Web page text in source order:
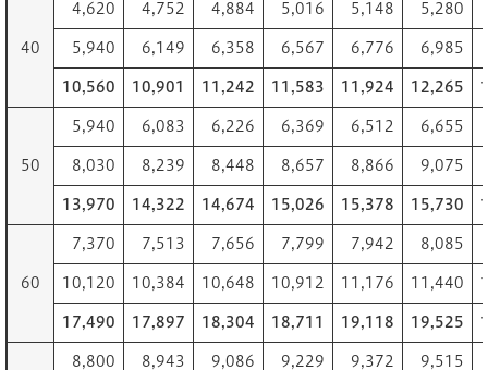
40
4,620 4,752 4,884 5,016 5,148 5,280
5,940 6,149 6,358 6,567 6,776 6,985
10,560 10,901 11,242 11,583 11,924 12,265
50
5,940 6,083 6,226 6,369 6,512 6,655
8,030 8,239 8,448 8,657 8,866 9,075
13,970 14,322 14,674 15,026 15,378 15,730
60
7,370 7,513 7,656 7,799 7,942 8,085
10,120 10,384 10,648 10,912 11,176 11,440
17,490 17,897 18,304 18,711 19,118 19,525
8,800 8,943 9,086 9,229 9,372 9,515